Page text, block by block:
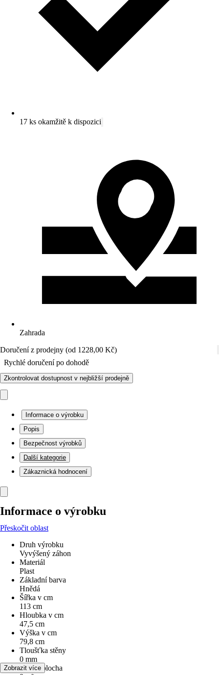
17 ks okamžitě k dispozici
Zahrada
Doručení z prodejny (od 1228,00 Kč)
Rychlé doručení po dohodě
Zkontrolovat dostupnost v nejbližší prodejně
Informace o výrobku
Popis
Bezpečnost výrobků
Další kategorie
Zákaznická hodnocení
Informace o výrobku
Přeskočit oblast
Druh výrobku
Vyvýšený záhon
Materiál
Plast
Základní barva
Hnědá
Šířka v cm
113 cm
Hloubka v cm
47,5 cm
Výška v cm
79,8 cm
Tloušťka stěny
0 mm
Užitná plocha
Zobrazit více